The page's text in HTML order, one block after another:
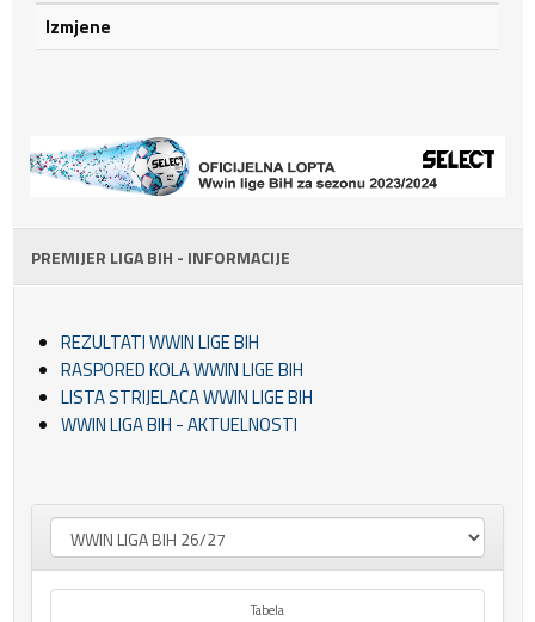
Izmjene
PREMIJER LIGA BIH - INFORMACIJE
REZULTATI WWIN LIGE BIH
RASPORED KOLA WWIN LIGE BIH
LISTA STRIJELACA WWIN LIGE BIH
WWIN LIGA BIH - AKTUELNOSTI
Tabela